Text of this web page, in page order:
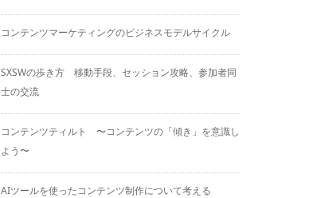
コンテンツマーケティングのビジネスモデルサイクル
SXSWの歩き方 移動手段、セッション攻略、参加者同
士の交流
コンテンツティルト 〜コンテンツの「傾き」を意識し
よう〜
AIツールを使ったコンテンツ制作について考える